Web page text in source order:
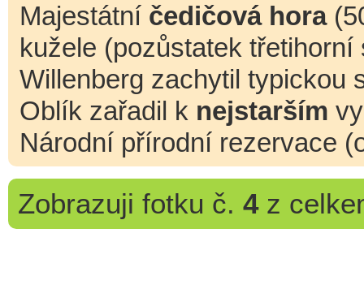
Majestátní čedičová hora
kužele (pozůstatek
Willenberg zachytil typickou
Oblík zařadil k nejstarším
Národní přírodní rezervace
Zobrazuji fotku č. 4z